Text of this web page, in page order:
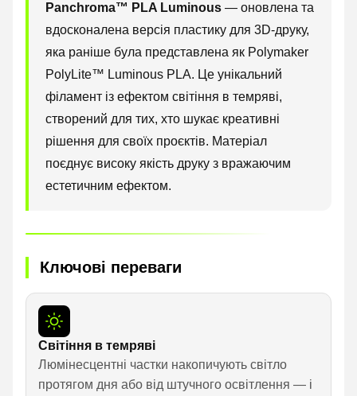
Panchroma™ PLA Luminous — оновлена та
вдосконалена версія пластику для 3D-друку,
яка раніше була представлена як Polymaker
PolyLite™ Luminous PLA. Це унікальний
філамент із ефектом світіння в темряві,
створений для тих, хто шукає креативні
рішення для своїх проєктів. Матеріал
поєднує високу якість друку з вражаючим
естетичним ефектом.
Ключові переваги
Світіння в темряві
Люмінесцентні частки накопичують світло
протягом дня або від штучного освітлення — і